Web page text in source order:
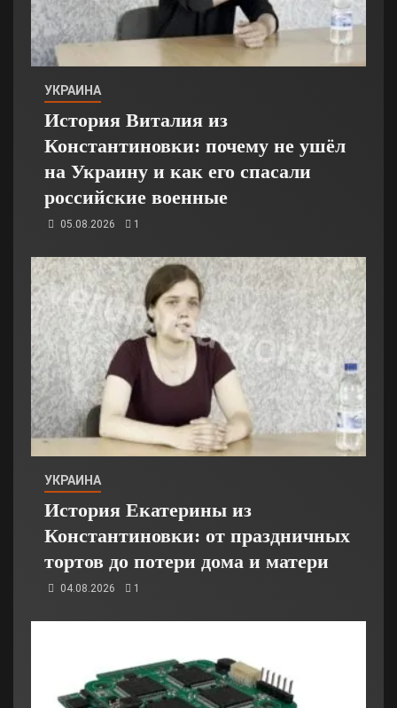
УКРАИНА
История Виталия из
Константиновки: почему не ушёл
на Украину и как его спасали
российские военные
05.08.2026 1
УКРАИНА
История Екатерины из
Константиновки: от праздничных
тортов до потери дома и матери
04.08.2026 1